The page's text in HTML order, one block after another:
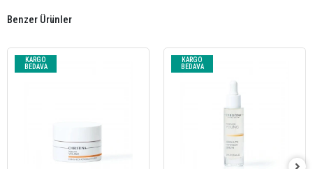
Benzer Ürünler
KARGO
BEDAVA
KARGO
BEDAVA